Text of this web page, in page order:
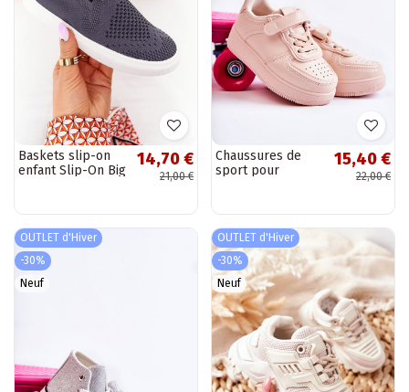
Baskets slip-on
enfant Slip-On Big
14,70 €
21,00 €
Chaussures de
sport pour
couleur rose Elike
15,40 €
22,00 €
OUTLET d'Hiver
-30%
Neuf
OUTLET d'Hiver
-30%
Neuf